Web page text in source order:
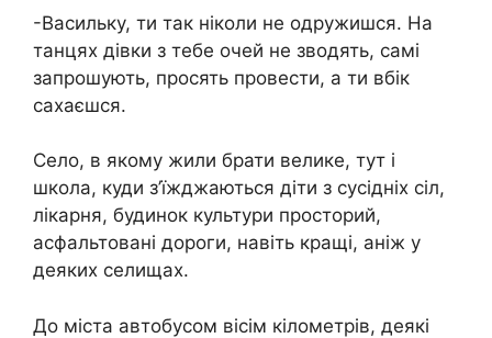
-Васильку, ти так ніколи не одружишся. На
танцях дівки з тебе очей не зводять, самі
запрошують, просять провести, а ти вбік
сахаєшся.
Село, в якому жили брати велике, тут і
школа, куди з’їжджаються діти з сусідніх сіл,
лікарня, будинок культури просторий,
асфальтовані дороги, навіть кращі, аніж у
деяких селищах.
До міста автобусом вісім кілометрів, деякі